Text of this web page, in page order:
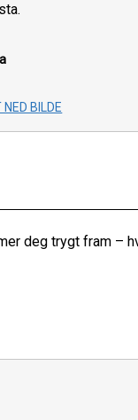
NED BILDE
deg trygt fram –